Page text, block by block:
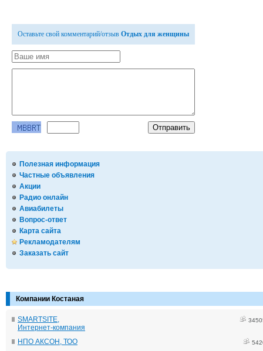
Полезная информация
Частные объявления
Акции
Радио онлайн
Авиабилеты
Вопрос-ответ
Карта сайта
Рекламодателям
Заказать сайт
Компании Костаная
SMARTSITE,
Интернет-компания
НПО АКСОН, ТОО
Оставьте свой комментарий/отзыв Отдых для женщины